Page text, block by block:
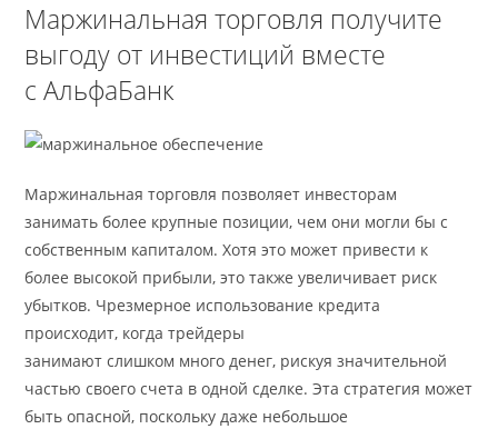
Маржинальная торговля получите
выгоду от инвестиций вместе
с АльфаБанк
Маржинальная торговля позволяет инвесторам
занимать более крупные позиции, чем они могли бы с
собственным капиталом. Хотя это может привести к
более высокой прибыли, это также увеличивает риск
убытков. Чрезмерное использование кредита
происходит, когда трейдеры
занимают слишком много денег, рискуя значительной
частью своего счета в одной сделке. Эта стратегия может
быть опасной, поскольку даже небольшое